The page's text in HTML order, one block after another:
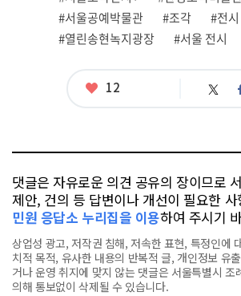
련
태
그
#서울공예박물관
#조각 #전시
#열린송현녹지광장
#서울 전시
좋
12 트
댓글은 자유로운 의견 공유의 장이므로
제안, 건의 등 답변이나 개선이 필요한
민원 응답소 누리집을 이용하여 주시기
상업성 광고, 저작권 침해, 저속한 표현, 특정인에
치적 목적, 유사한 내용의 반복적 글, 개인정보 유
거나 운영 취지에 맞지 않는 댓글은 서울특별시 조
의해 통보없이 삭제될 수 있습니다.